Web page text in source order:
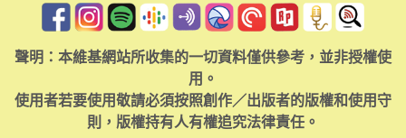
聲明：本維基網站所收集的一切資料僅供參考，並非授權使
用。
使用者若要使用敬請必須按照創作／出版者的版權和使用守
則，版權持有人有權追究法律責任。